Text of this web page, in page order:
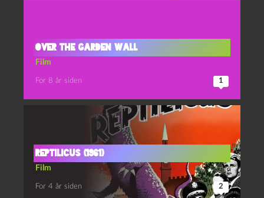
Over the Garden Wall
Film
For 8 år siden 1
Reptilicus (1961)
Film
For 4 år siden 2